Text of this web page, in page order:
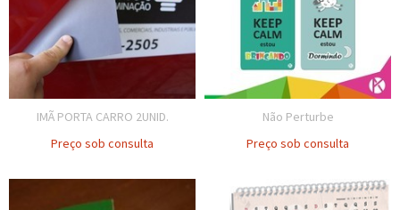
IMÃ PORTA CARRO 2UNID.
Preço sob consulta
Não Perturbe
Preço sob consulta